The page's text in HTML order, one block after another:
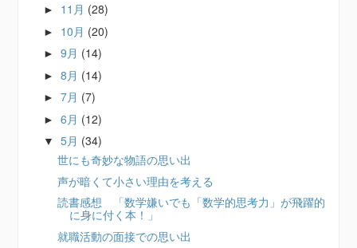
► 11月 (28)
► 10月 (20)
►9月 (14)
►8月 (14)
►7月 (7)
►6月 (12)
▼5月 (34)
世にも奇妙な物語の思い出
声が暗くて小さい理由を考える
読書感想 「数学嫌いでも「数学的思考力」が飛躍的
に身に付く本！」
就職活動の面接での思い出